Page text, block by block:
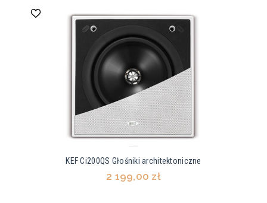
KEF Ci200QS Głośniki architektoniczne
2 199,00 zł